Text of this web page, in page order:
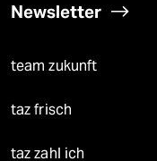
Newsletter
team zukunft
taz frisch
taz zahl ich